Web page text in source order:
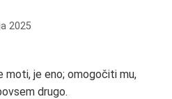
2025
moti, je eno; omogočiti mu,
drugo.